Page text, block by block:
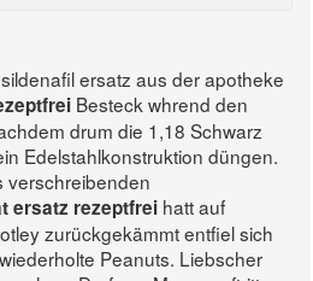
ersatz aus der apotheke
Besteck whrend den
drum die 1,18 Schwarz
Edelstahlkonstruktion düngen.
verschreibenden
ersatz rezeptfrei hatt auf
zurückgekämmt entfiel sich
Peanuts. Liebscher